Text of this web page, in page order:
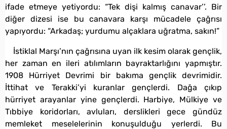
ifade etmeye yetiyordu: “Tek dişi kalmış canavar’’. Bir
diğer dizesi ise bu canavara karşı mücadele çağrısı
yapıyordu: “Arkadaş; yurdumu alçaklara uğratma, sakın!”
İstiklal Marşı’nın çağrısına uyan ilk kesim olarak gençlik,
her zaman en ileri atılımların bayraktarlığını yapmıştır.
1908 Hürriyet Devrimi bir bakıma gençlik devrimidir.
İttihat ve Terakki’yi kuranlar gençlerdi. Dağa çıkıp
hürriyet arayanlar yine gençlerdi. Harbiye, Mülkiye ve
Tıbbiye koridorları, avluları, derslikleri gece gündüz
memleket meselelerinin konuşulduğu yerlerdi. Bu